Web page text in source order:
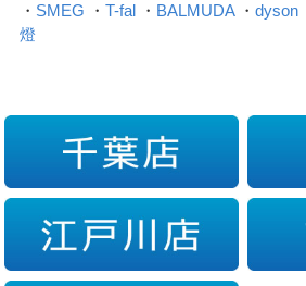
・ SMEG ・T-fal ・ BALMUDA・dyson
燈